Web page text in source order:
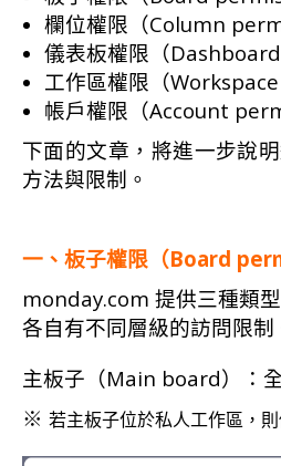
欄位權限（Column
儀表板權限（
工作區權限（
帳戶權限（Account
下面的文章，將進一步說
方法與限制。
一、板子權限（Board
monday.com 提供三種類
各自有不同層級的訪問限制
主板子（Main board）：
※ 若主板子位於私人工作區，